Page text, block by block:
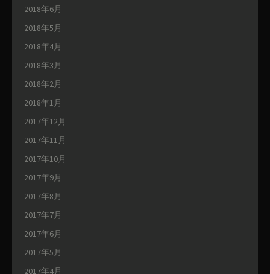
2018年6月
2018年5月
2018年4月
2018年3月
2018年2月
2018年1月
2017年12月
2017年11月
2017年10月
2017年9月
2017年8月
2017年7月
2017年6月
2017年5月
2017年4月